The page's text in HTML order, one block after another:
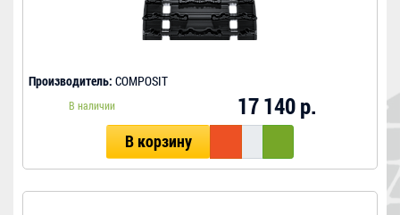
Производитель: COMPOSIT
В наличии 17 140 р.
В корзину